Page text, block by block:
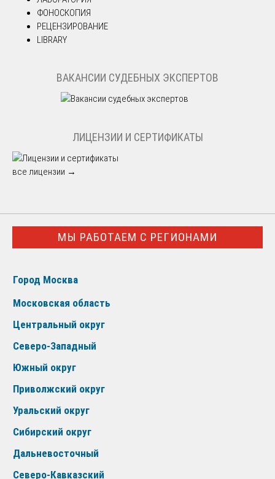
ФОНОСКОПИЯ
РЕЦЕНЗИРОВАНИЕ
LIBRARY
ВАКАНСИИ СУДЕБНЫХ ЭКСПЕРТОВ
ЛИЦЕНЗИИ И СЕРТИФИКАТЫ
все лицензии →
МЫ РАБОТАЕМ С РЕГИОНАМИ
Город Москва
Московская область
Центральный округ
Северо-Западный
Южный округ
Приволжский округ
Уральский округ
Сибирский округ
Дальневосточный
Северо-Кавказский